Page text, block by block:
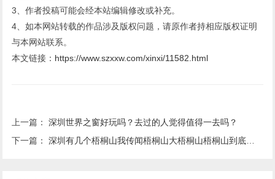
3、作者投稿可能会经本站编辑修改或补充。
4、如本网站转载的作品涉及版权问题，请原作者持相应版权证明
与本网站联系。
本文链接： https://www.szxxw.com/xinxi/11582.html
上一篇：深圳世界之窗好玩吗？去过的人觉得值得一去吗？
下一篇：深圳有几个梧桐山我传闻梧桐山大梧桐山梧桐山到底有几？